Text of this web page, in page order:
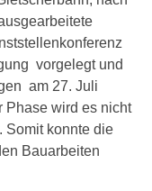
vorgelegt und
am 27. Juli
Phase wird es nicht
Somit konnte die
Bauarbeiten